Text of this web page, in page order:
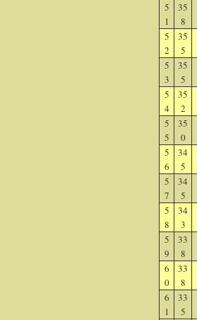
5
1
35
8
5
2
35
5
5
3
35
5
5
4
35
2
5
5
35
0
5
6
34
5
5
7
34
5
5
8
34
3
5
9
33
8
6
0
33
8
6
1
33
5